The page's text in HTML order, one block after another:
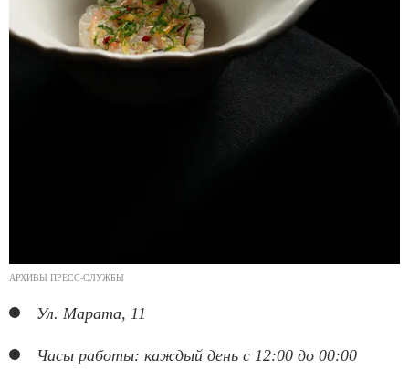
АРХИВЫ ПРЕСС-СЛУЖБЫ
Ул. Марата, 11
Часы работы: каждый день с 12:00 до 00:00